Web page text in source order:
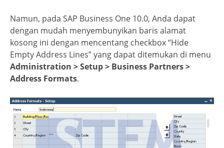
Namun, pada SAP Business One 10.0, Anda dapat
dengan mudah menyembunyikan baris alamat
kosong ini dengan mencentang checkbox “Hide
Empty Address Lines” yang dapat ditemukan di menu
Administration > Setup > Business Partners >
Address Formats.